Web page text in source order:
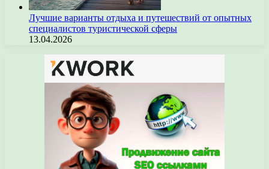
Лучшие варианты отдыха и путешествий от опытных
специалистов туристической сферы
13.04.2026